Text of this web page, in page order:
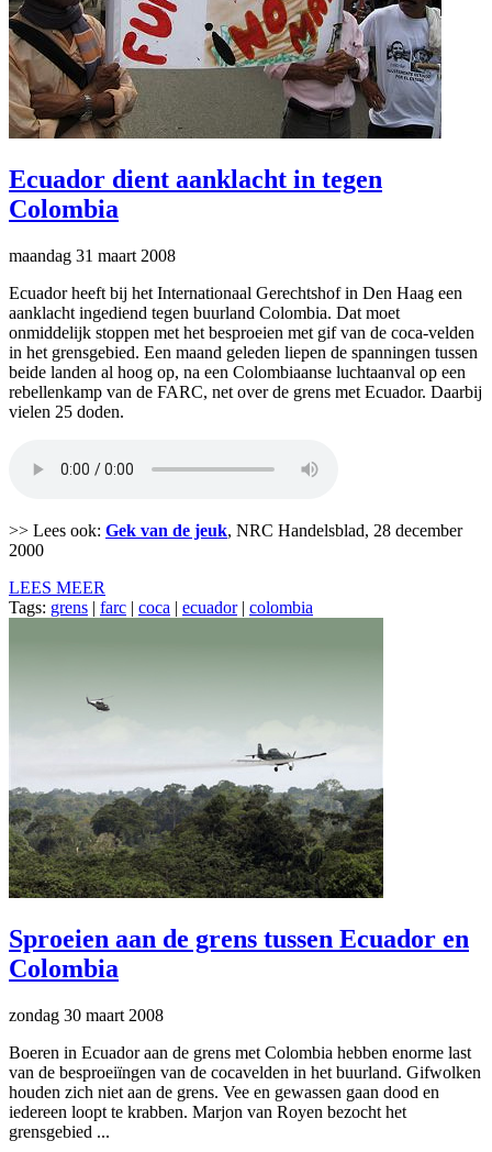
Ecuador dient aanklacht in tegen
Colombia
maandag 31 maart 2008
Ecuador heeft bij het Internationaal Gerechtshof in Den Haag een
aanklacht ingediend tegen buurland Colombia. Dat moet
onmiddelijk stoppen met het besproeien met gif van de coca-velden
in het grensgebied. Een maand geleden liepen de spanningen tussen
beide landen al hoog op, na een Colombiaanse luchtaanval op een
rebellenkamp van de FARC, net over de grens met Ecuador. Daarbij
vielen 25 doden.
>> Lees ook: Gek van de jeuk, NRC Handelsblad, 28 december
2000
LEES MEER
Tags: grens | farc | coca | ecuador| colombia
Sproeien aan de grens tussen Ecuador en
Colombia
zondag 30 maart 2008
Boeren in Ecuador aan de grens met Colombia hebben enorme last
van de besproeiïngen van de cocavelden in het buurland. Gifwolken
houden zich niet aan de grens. Vee en gewassen gaan dood en
iedereen loopt te krabben. Marjon van Royen bezocht het
grensgebied ...